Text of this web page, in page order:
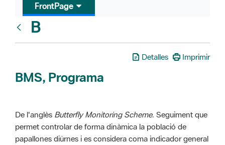
FrontPage
B
Detalles Imprimir
BMS, Programa
De l'anglès Butterfly Monitoring Scheme. Seguiment que
permet controlar de forma dinàmica la població de
papallones diürnes i es considera coma indicador general